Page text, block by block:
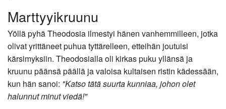
Marttyyikruunu
Yöllä pyhä Theodosia ilmestyi hänen vanhemmilleen, jotka
olivat yrittäneet puhua tyttärelleen, etteihän joutuisi
kärsimyksiin. Theodosialla oli kirkas puku yllänsä ja
kruunu päänsä päällä ja valoisa kultaisen ristin kädessään,
kun hän sanoi: "Katso tätä suurta kunniaa, johon olet
halunnut minut viedä!"